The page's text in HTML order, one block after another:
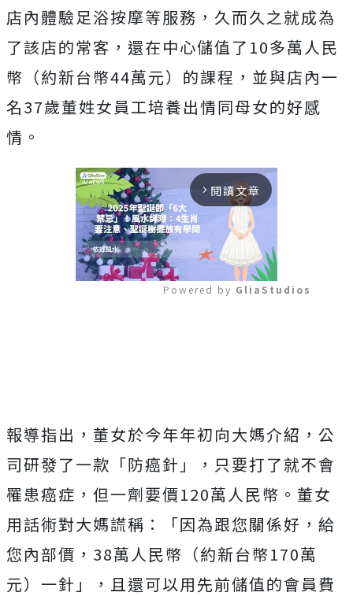
店內體驗足浴按摩等服務，久而久之就成為
了該店的常客，還在中心儲值了10多萬人民
幣（約新台幣44萬元）的課程，並與店內一
名37歲董姓女員工培養出情同母女的好感
情。
arrow_forward_ios 閱讀文章
Powered by GliaStudios
報導指出，董女於今年年初向大媽介紹，公
司研發了一款「防癌針」，只要打了就不會
罹患癌症，但一劑要價120萬人民幣。董女
用話術對大媽謊稱：「因為跟您關係好，給
您內部價，38萬人民幣（約新台幣170萬
元）一針」，且還可以用先前儲值的會員費